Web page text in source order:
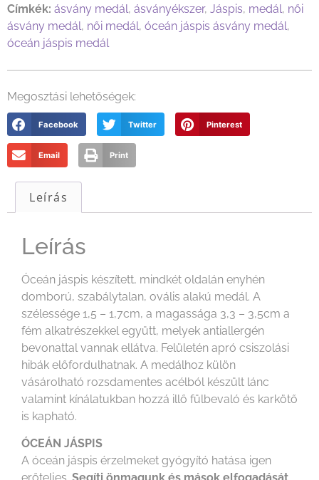
Címkék: ásvány medál, ásványékszer, Jáspis, medál, női
ásvány medál, női medál, óceán jáspis ásvány medál,
óceán jáspis medál
Megosztási lehetőségek:
Facebook Twitter Pinterest
Email Print
Leírás
Leírás
Óceán jáspis készített, mindkét oldalán enyhén
domború, szabálytalan, ovális alakú medál. A
szélessége 1,5 – 1,7cm, a magassága 3,3 – 3,5cm a
fém alkatrészekkel együtt, melyek antiallergén
bevonattal vannak ellátva. Felületén apró csiszolási
hibák előfordulhatnak. A medálhoz külön
vásárolható rozsdamentes acélból készült lánc
valamint kínálatukban hozzá illő fülbevaló és karkötő
is kapható.
ÓCEÁN JÁSPIS
A óceán jáspis érzelmeket gyógyító hatása igen